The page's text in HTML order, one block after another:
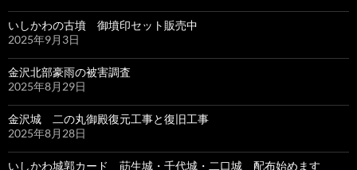
いしかわの古墳 御墳印セット販売中
2025年9月3日
金沢北部豪雨の被害調査
2025年8月29日
金沢城 二の丸御殿復元工事と復旧工事
2025年8月28日
いしかわ城郭カード 莇生城・千代城・二口城 配布始めます